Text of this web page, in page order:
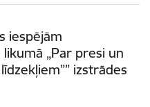
iespējām
„Par presi un
izstrādes